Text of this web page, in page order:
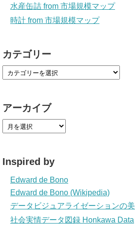
水産缶詰 from 市場規模マップ
時計 from 市場規模マップ
カテゴリー
アーカイブ
Inspired by
Edward de Bono
Edward de Bono (Wikipedia)
データビジュアライゼーションの美
社会実情データ図録 Honkawa Data